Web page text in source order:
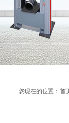
您现在的位置： 首